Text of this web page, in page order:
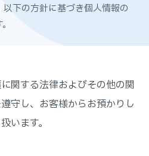
下の方針に基づき個人情報の
関する法律およびその他の関
守し、お客様からお預かりし
います。